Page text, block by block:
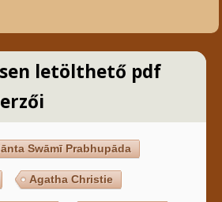
letölthető pdf
Swāmī Prabhupāda
Agatha Christie